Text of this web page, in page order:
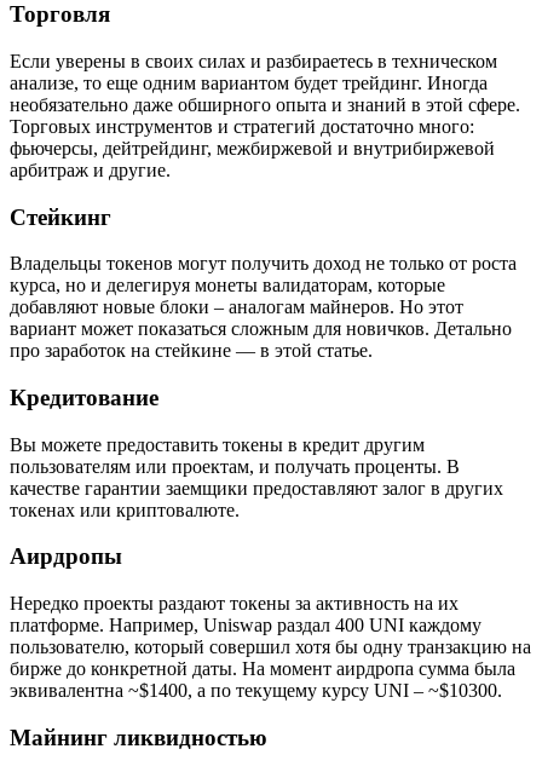
Торговля
Если уверены в своих силах и разбираетесь в техническом
анализе, то еще одним вариантом будет трейдинг. Иногда
необязательно даже обширного опыта и знаний в этой сфере.
Торговых инструментов и стратегий достаточно много:
фьючерсы, дейтрейдинг, межбиржевой и внутрибиржевой
арбитраж и другие.
Стейкинг
Владельцы токенов могут получить доход не только от роста
курса, но и делегируя монеты валидаторам, которые
добавляют новые блоки – аналогам майнеров. Но этот
вариант может показаться сложным для новичков. Детально
про заработок на стейкине — в этой статье.
Кредитование
Вы можете предоставить токены в кредит другим
пользователям или проектам, и получать проценты. В
качестве гарантии заемщики предоставляют залог в других
токенах или криптовалюте.
Аирдропы
Нередко проекты раздают токены за активность на их
платформе. Например, Uniswap раздал 400 UNI каждому
пользователю, который совершил хотя бы одну транзакцию на
бирже до конкретной даты. На момент аирдропа сумма была
эквивалентна ~$1400, а по текущему курсу UNI – ~$10300.
Майнинг ликвидностью